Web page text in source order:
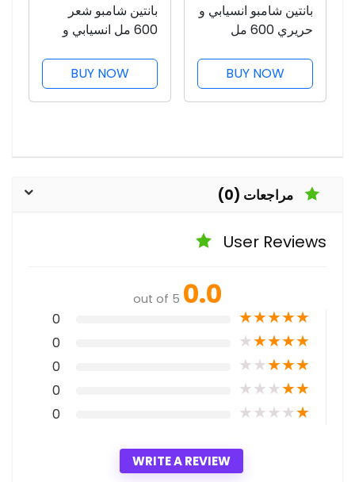
بانتين شامبو انسيابي و
حريري 600 مل
BUY NOW
بانتين شامبو شعر
600 مل انسيابي و
BUY NOW
مراجعات (0)
User Reviews
0.0
out of 5
★
★
★
★
★
0
★
★
★
★
★
0
★
★
★
★
★
0
★
★
★
★
★
0
★
★
★
★
★
0
WRITE A REVIEW